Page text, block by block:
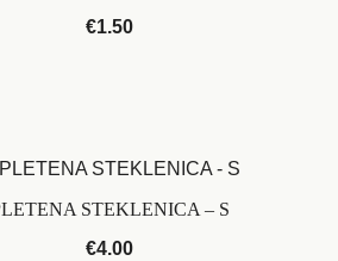
€1.50
STEKLENICA – S
€4.00